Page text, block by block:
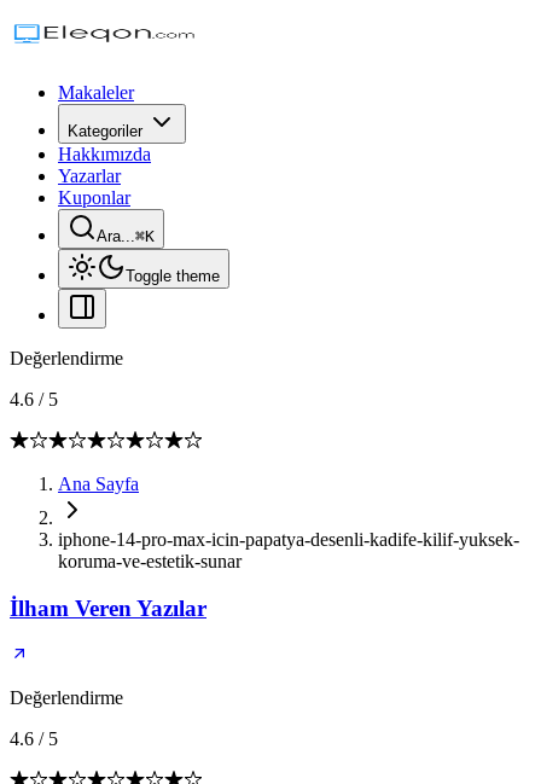
Makaleler
Kategoriler
Hakkımızda
Yazarlar
Kuponlar
Ara...⌘K
Toggle theme
Değerlendirme
4.6 / 5
Ana Sayfa
iphone-14-pro-max-icin-papatya-desenli-kadife-kilif-yuksek-
koruma-ve-estetik-sunar
İlham Veren Yazılar
Değerlendirme
4.6 / 5